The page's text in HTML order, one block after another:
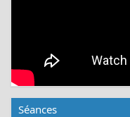
Séances